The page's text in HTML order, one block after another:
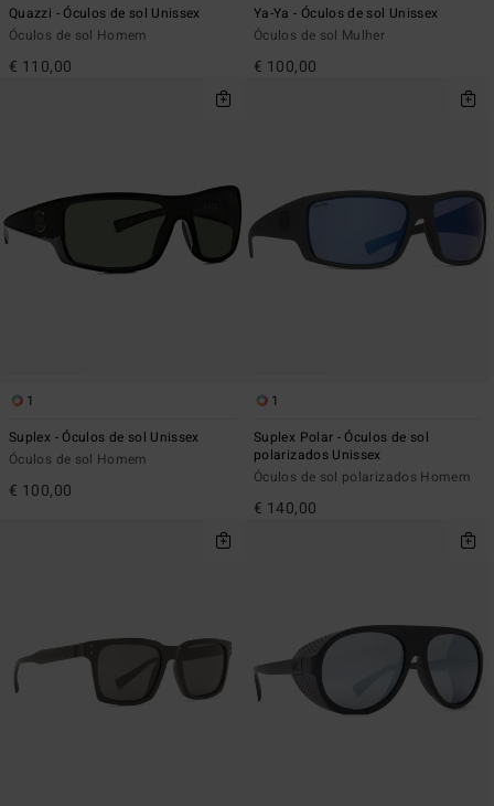
Quazzi - Óculos de sol Unissex
Óculos de sol Homem
€ 110,00
Ya-Ya - Óculos de sol Unissex
Óculos de sol Mulher
€ 100,00
1
Suplex - Óculos de sol Unissex
Óculos de sol Homem
€ 100,00
1
Suplex Polar - Óculos de sol
polarizados Unissex
Óculos de sol polarizados Homem
€ 140,00